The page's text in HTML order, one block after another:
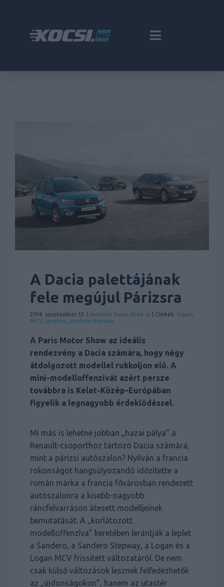
A Dacia palettájának
fele megújul Párizsra
2016. szeptember 12. | Autóshír Dacia Hírek Új | Címkék: logan
MCV, sandero sandero stepway
A Paris Motor Show az ideális
rendezvény a Dacia számára, hogy négy
átdolgozott modellel rukkoljon elő. A
mini-modelloffenzívát azért persze
továbbra is Kelet-Közép-Európában
figyelik a legnagyobb érdeklődéssel.
Mi más is lehetne jobban „hazai pálya” a
Renault-csoporthoz tartozó Dacia számára,
mint a párizsi autószalon? Nyilván a francia
rokonságot hangsúlyozandó időzítette a
román márka a francia fővárosban rendezett
autószalonra a kisebb-nagyobb
ráncfelvarráson átesett modelljeinek
bemutatását. A „korlátozott
modelloffenzíva” keretében lerántják a leplet
a Sandero, a Sandero Stepway, a Logan és a
Logan MCV frissített változatáról. De nem
csak külső változások lesznek felfedezhetők
az „újdonságokon”, hanem az utastér